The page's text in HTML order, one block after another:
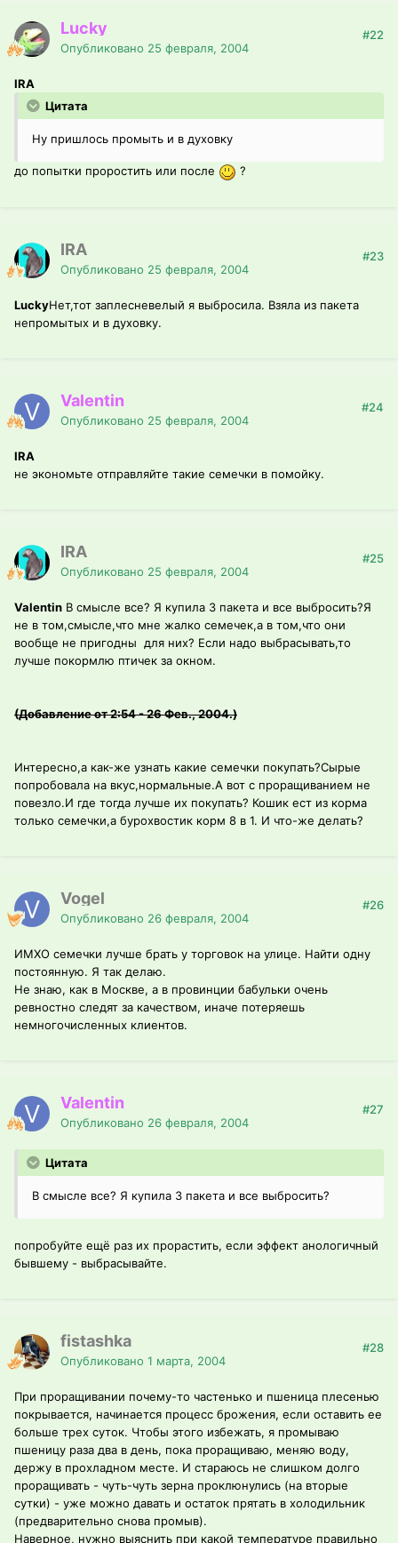
Lucky
Опубликовано 25 февраля, 2004
#22
IRA
Цитата
Ну пришлось промыть и в духовку
до попытки проростить или после ?
IRA
Опубликовано 25 февраля, 2004
#23
LuckyНет,тот заплесневелый я выбросила. Взяла из пакета
непромытых и в духовку.
Valentin
Опубликовано 25 февраля, 2004
#24
IRA
не экономьте отправляйте такие семечки в помойку.
IRA
Опубликовано 25 февраля, 2004
#25
Valentin В смысле все? Я купила 3 пакета и все выбросить?Я
не в том,смысле,что мне жалко семечек,а в том,что они
вообще не пригодны для них? Если надо выбрасывать,то
лучше покормлю птичек за окном.
(Добавление от 2:54 - 26 Фев., 2004.)
Интересно,а как-же узнать какие семечки покупать?Сырые
попробовала на вкус,нормальные.А вот с проращиванием не
повезло.И где тогда лучше их покупать? Кошик ест из корма
только семечки,а бурохвостик корм 8 в 1. И что-же делать?
Vogel
Опубликовано 26 февраля, 2004
#26
ИМХО семечки лучше брать у торговок на улице. Найти одну
постоянную. Я так делаю.
Не знаю, как в Москве, а в провинции бабульки очень
ревностно следят за качеством, иначе потеряешь
немногочисленных клиентов.
Valentin
Опубликовано 26 февраля, 2004
#27
Цитата
В смысле все? Я купила 3 пакета и все выбросить?
попробуйте ещё раз их прорастить, если эффект анологичный
бывшему - выбрасывайте.
fistashka
Опубликовано 1 марта, 2004
#28
При проращивании почему-то частенько и пшеница плесенью
покрывается, начинается процесс брожения, если оставить ее
больше трех суток. Чтобы этого избежать, я промываю
пшеницу раза два в день, пока проращиваю, меняю воду,
держу в прохладном месте. И стараюсь не слишком долго
проращивать - чуть-чуть зерна проклюнулись (на вторые
сутки) - уже можно давать и остаток прятать в холодильник
(предварительно снова промыв).
Наверное, нужно выяснить при какой температуре правильно